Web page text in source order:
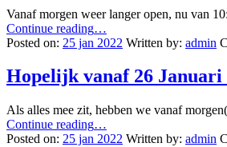
Vanaf morgen weer langer open, nu van
Continue reading“Langer
geopend
morgen
26
…
Posted on: 25 jan 2022 Written by: admin
Hopelijk vanaf 26
Als alles mee zit, hebben we vanaf
Continue reading“Hopelijk
vanaf
…
Posted on: 25 jan 2022 Written by: admin